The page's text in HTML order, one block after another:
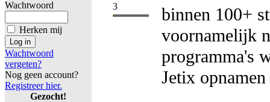
Wachtwoord
Herken mij
Wachtwoord
vergeten?
Nog geen account?
Registreer hier.
Gezocht!
3
binnen 100+
voornamelijk
programma's
Jetix opnamen